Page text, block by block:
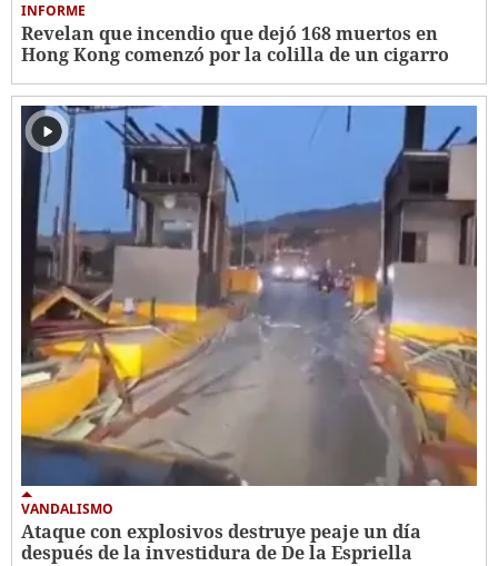
INFORME
Revelan que incendio que dejó 168 muertos en
Hong Kong comenzó por la colilla de un cigarro
VANDALISMO
Ataque con explosivos destruye peaje un día
después de la investidura de De la Espriella